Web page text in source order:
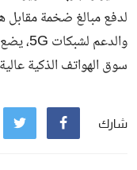
أكدت الهيئة أنالحملات
المخالفين وضمان
لتعزيز الأمن والاستقرار
شارك